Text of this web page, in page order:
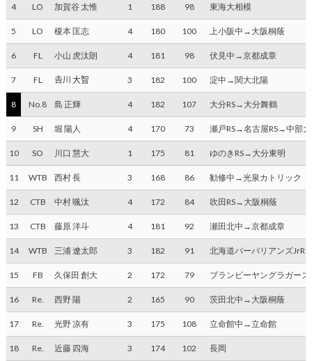
4 LO 加賀谷 太惟 1 188 98 東海大相模
5 LO 榎本 匡志 4 180 100 上小阪中→大阪桐蔭
6 FL 小山 虎汰朗 4 181 98 伏見中→京都成章
7 FL 𠮷川 大智 3 182 100 淀中→関大北陽
8 No.8 島 正輝 4 182 107 大分RS→大分舞鶴
9 SH 堀 陽人 4 170 73 瀬戸RS→名古屋RS→中部
10 SO 川口 慧大 1 175 81 ゆのきRS→大分東明
11 WTB 西村 長 3 168 86 勧修中→光泉カトリック
12 CTB 中村 颯汰 4 172 84 吹田RS→大阪桐蔭
13 CTB 藤原 洋斗 4 181 92 瀬田北中→京都成章
14 WTB 三浦 遼太郎 3 182 91 北海道バーバリアンズ
15 FB 久保田 創大 2 172 79 ブランビーヤングラガー
16 Re. 西野 陽 2 165 90 茨田北中→大阪桐蔭
17 Re. 光野 凉有 3 175 108 立命館中→立命館
18 Re. 近藤 四海 3 174 102 長岡